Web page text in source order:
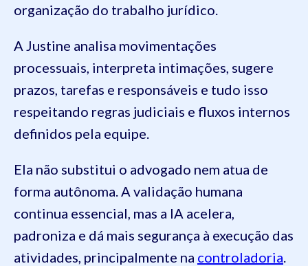
organização do trabalho jurídico.
A Justine analisa movimentações
processuais, interpreta intimações, sugere
prazos, tarefas e responsáveis e tudo isso
respeitando regras judiciais e fluxos internos
definidos pela equipe.
Ela não substitui o advogado nem atua de
forma autônoma. A validação humana
continua essencial, mas a IA acelera,
padroniza e dá mais segurança à execução das
atividades, principalmente na controladoria